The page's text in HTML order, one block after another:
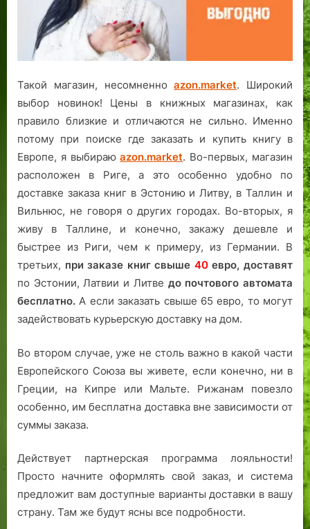
Такой магазин, несомненноazon.market. Широкий
выбор новинок! Цены в книжных магазинах, как
правило близкие и отличаются не сильно. Именно
потому при поиске где заказать и купить книгу в
Европе, я выбираюazon.market. Во-первых, магазин
расположен в Риге, а это особенно удобно по
доставке заказа книг в Эстонию и Литву, в Таллин и
Вильнюс, не говоря о других городах. Во-вторых, я
живу в Таллине, и конечно, закажу дешевле и
быстрее из Риги, чем к примеру, из Германии. В
третьих, при заказе книг свыше 40евро, доставят
по Эстонии, Латвии и Литве до почтового автомата
бесплатно. А если заказать свыше 65 евро, то могут
задействовать курьерскую доставку на дом.
Во втором случае, уже не столь важно в какой части
Европейского Союза вы живете, если конечно, ни в
Греции, на Кипре или Мальте. Рижанам повезло
особенно, им бесплатна доставка вне зависимости от
суммы заказа.
Действует партнерская программа лояльности!
Просто начните оформлять свой заказ, и система
предложит вам доступные варианты доставки в вашу
страну. Там же будут ясны все подробности.